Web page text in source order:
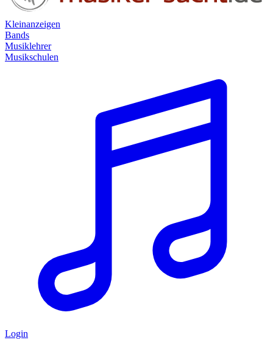
Kleinanzeigen
Bands
Musiklehrer
Musikschulen
Login